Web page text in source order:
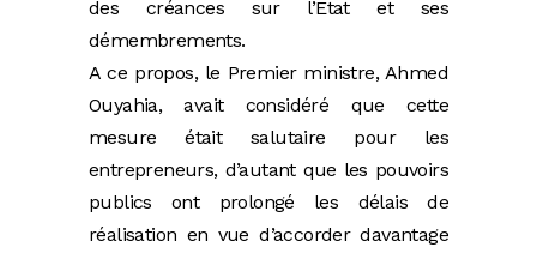
des créances sur l’Etat et ses
démembrements.
A ce propos, le Premier ministre, Ahmed
Ouyahia, avait considéré que cette
mesure était salutaire pour les
entrepreneurs, d’autant que les pouvoirs
publics ont prolongé les délais de
réalisation en vue d’accorder davantage